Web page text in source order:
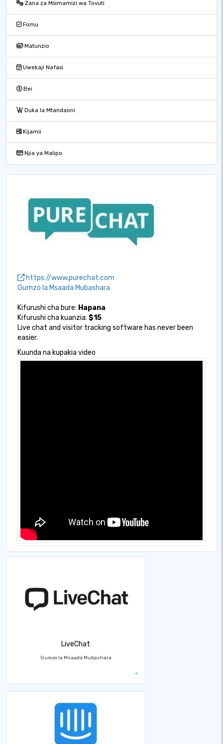
Zana za Msimamizi wa Tovuti
Fomu
Matunzio
Uwekaji Nafasi
Bei
Duka la Mtandaoni
Kijamii
Njia ya Malipo
https://www.purechat.com
Gumzo la Msaada Mubashara
Kifurushi cha bure: Hapana
Kifurushi cha kuanzia: $15
Live chat and visitor tracking software has never been
easier.
Kuunda na kupakia video
LiveChat
Gumzo la Msaada Mubashara